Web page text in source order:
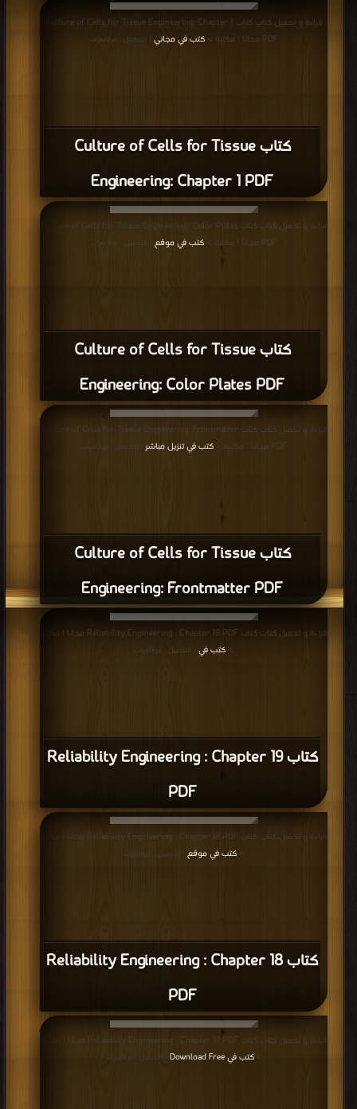
كتاب Culture of Cells for Tissue
Engineering: Chapter 1 PDF
قراءة و تحميل كتاب كتاب Culture of Cells for Tissue Engineering: Chapter 1
PDF مجانا | مكتبة >
كتب في مجاني | التحميل : مرة/مرات
كتاب Culture of Cells for Tissue
Engineering: Color Plates PDF
قراءة و تحميل كتاب كتاب Culture of Cells for Tissue Engineering: Color Plates
PDF مجانا | مكتبة >
كتب في موقع | التحميل : مرة/مرات
كتاب Culture of Cells for Tissue
Engineering: Frontmatter PDF
قراءة و تحميل كتاب كتاب Culture of Cells for Tissue Engineering: Frontmatter
PDF مجانا | مكتبة >
كتب في تنزيل مباشر | التحميل : مرة/مرات
كتاب Reliability Engineering : Chapter 19
PDF
قراءة و تحميل كتاب كتاب Reliability Engineering : Chapter 19 PDF مجانا | مكتبة
> كتب في | التحميل : مرة/مرات
كتاب Reliability Engineering : Chapter 18
PDF
قراءة و تحميل كتاب كتاب Reliability Engineering : Chapter 18 PDF مجانا | مكتبة
> كتب في موقع | التحميل : مرة/مرات
قراءة و تحميل كتاب كتاب Reliability Engineering : Chapter 17 PDF مجانا | مكتبة
> كتب في Download Free | التحميل : مرة/مرات